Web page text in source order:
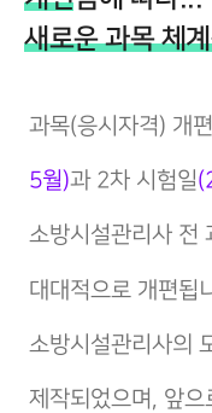
새로운 과목 체
과목(응시자격) 개
5월)과 2차 시험일
소방시설관리사 전
대대적으로 개편됩
소방시설관리사의
제작되었으며, 앞으